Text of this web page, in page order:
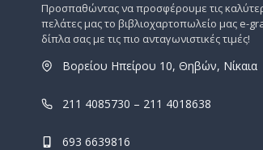
Προσπαθώντας να προσφέρουμε τις
πελάτες μας το βιβλιοχαρτοπωλείο μας e-
δίπλα σας με τις πιο ανταγωνιστικές τιμές!
Βορείου Ηπείρου 10, Θηβών, Νίκαια
211 4085730 – 211 4018638
693 6639816